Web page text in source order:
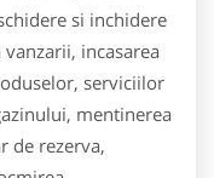
si inchidere
incasarea
serviciilor
mentinerea
de rezerva,